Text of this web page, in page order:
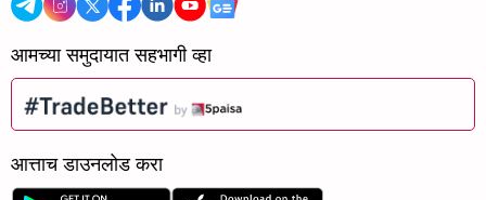
आमच्या समुदायात सहभागी व्हा
आत्ताच डाउनलोड करा